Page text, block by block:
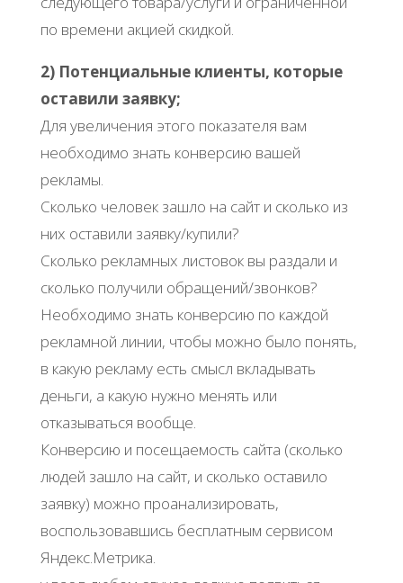
по времени акцией скидкой.
2) Потенциальные клиенты, которые
оставили заявку;
Для увеличения этого показателя вам
необходимо знать конверсию вашей
рекламы.
Сколько человек зашло на сайт и сколько из
них оставили заявку/купили?
Сколько рекламных листовок вы раздали и
сколько получили обращений/звонков?
Необходимо знать конверсию по каждой
рекламной линии, чтобы можно было понять,
в какую рекламу есть смысл вкладывать
деньги, а какую нужно менять или
отказываться вообще.
Конверсию и посещаемость сайта (сколько
людей зашло на сайт, и сколько оставило
заявку) можно проанализировать,
воспользовавшись бесплатным сервисом
Яндекс.Метрика.